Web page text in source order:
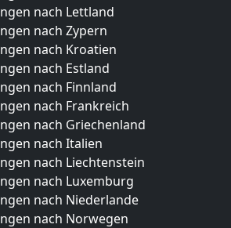
nach Lettland
nach Zypern
nach Kroatien
nach Estland
nach Finnland
nach Frankreich
nach Griechenland
nach Italien
nach Liechtenstein
nach Luxemburg
nach Niederlande
nach Norwegen